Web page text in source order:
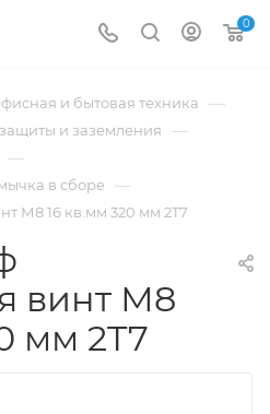
0
и бытовая техника —
и заземления —
—
в сборе —
М8 16 кв.мм 320 мм 2T7
винт М8
мм 2T7